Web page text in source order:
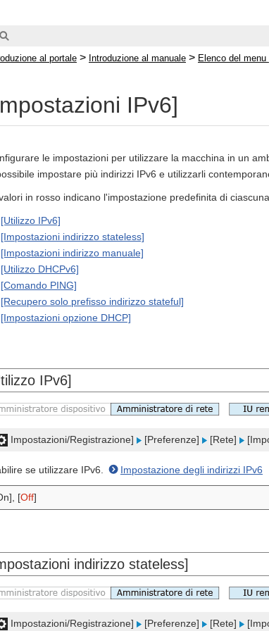
al portale > Introduzione al manuale > Elenco del
IPv6]
le impostazioni per utilizzare la macchina in un
impostare più indirizzi IPv6 e utilizzarli
in rosso indicano l'impostazione predefinita di
[Utilizzo IPv6]
[Impostazioni indirizzo stateless]
[Impostazioni indirizzo manuale]
[Utilizzo DHCPv6]
[Comando PING]
[Recupero solo prefisso indirizzo stateful]
[Impostazioni opzione DHCP]
IPv6]
Impostazioni/Registrazione] [Preferenze] [Rete]
se utilizzare IPv6. Impostazione degli indirizzi IPv6
[Off]
indirizzo stateless]
Impostazioni/Registrazione] [Preferenze] [Rete]